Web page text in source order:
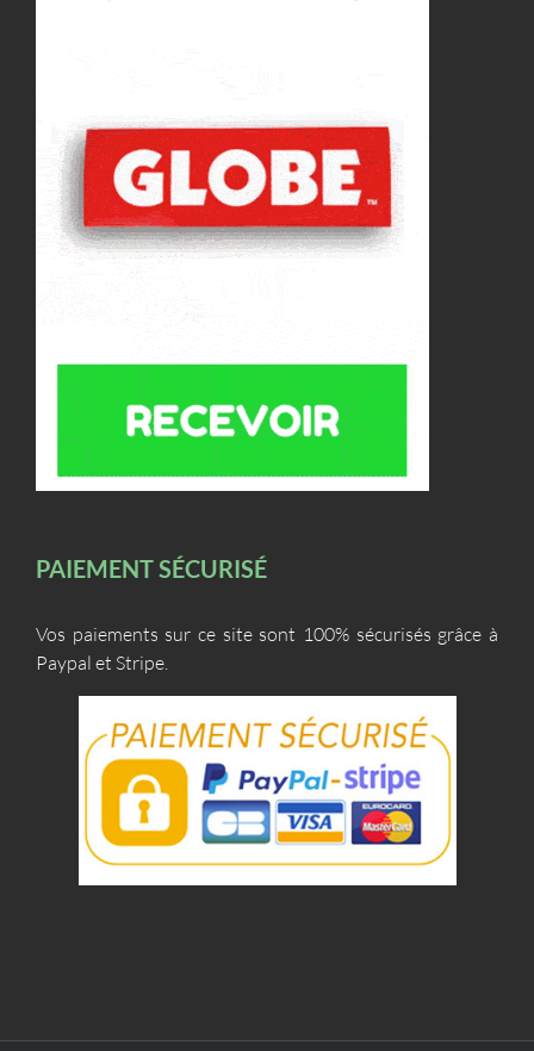
PAIEMENT SÉCURISÉ
Vos paiements sur ce site sont 100% sécurisés grâce à
Paypal et Stripe.